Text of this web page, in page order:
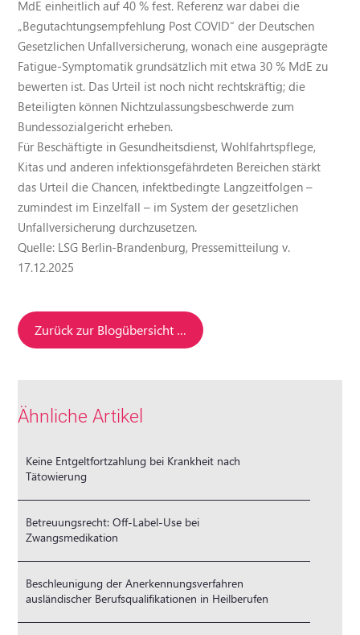
MdE einheitlich auf 40 % fest. Referenz war dabei die
„Begutachtungsempfehlung Post COVID“ der Deutschen
Gesetzlichen Unfallversicherung, wonach eine ausgeprägte
Fatigue-Symptomatik grundsätzlich mit etwa 30 % MdE zu
bewerten ist. Das Urteil ist noch nicht rechtskräftig; die
Beteiligten können Nichtzulassungsbeschwerde zum
Bundessozialgericht erheben.
Für Beschäftigte in Gesundheitsdienst, Wohlfahrtspflege,
Kitas und anderen infektionsgefährdeten Bereichen stärkt
das Urteil die Chancen, infektbedingte Langzeitfolgen –
zumindest im Einzelfall – im System der gesetzlichen
Unfallversicherung durchzusetzen.
Quelle: LSG Berlin-Brandenburg, Pressemitteilung v.
17.12.2025
Zurück zur Blogübersicht …
Ähnliche Artikel
Keine Entgeltfortzahlung bei Krankheit nach
Tätowierung
Betreuungsrecht: Off-Label-Use bei
Zwangsmedikation
Beschleunigung der Anerkennungsverfahren
ausländischer Berufsqualifikationen in Heilberufen